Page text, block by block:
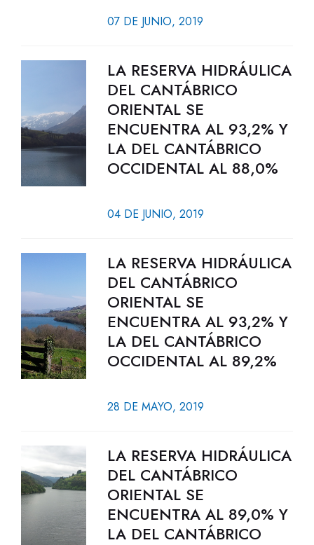
07 DE JUNIO, 2019
LA RESERVA HIDRÁULICA
DEL CANTÁBRICO
ORIENTAL SE
ENCUENTRA AL 93,2% Y
LA DEL CANTÁBRICO
OCCIDENTAL AL 88,0%
04 DE JUNIO, 2019
LA RESERVA HIDRÁULICA
DEL CANTÁBRICO
ORIENTAL SE
ENCUENTRA AL 93,2% Y
LA DEL CANTÁBRICO
OCCIDENTAL AL 89,2%
28 DE MAYO, 2019
LA RESERVA HIDRÁULICA
DEL CANTÁBRICO
ORIENTAL SE
ENCUENTRA AL 89,0% Y
LA DEL CANTÁBRICO